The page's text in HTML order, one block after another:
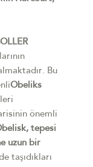
Bu
Obeliks
önemli
tepesi
uzun bir
taşıdıkları